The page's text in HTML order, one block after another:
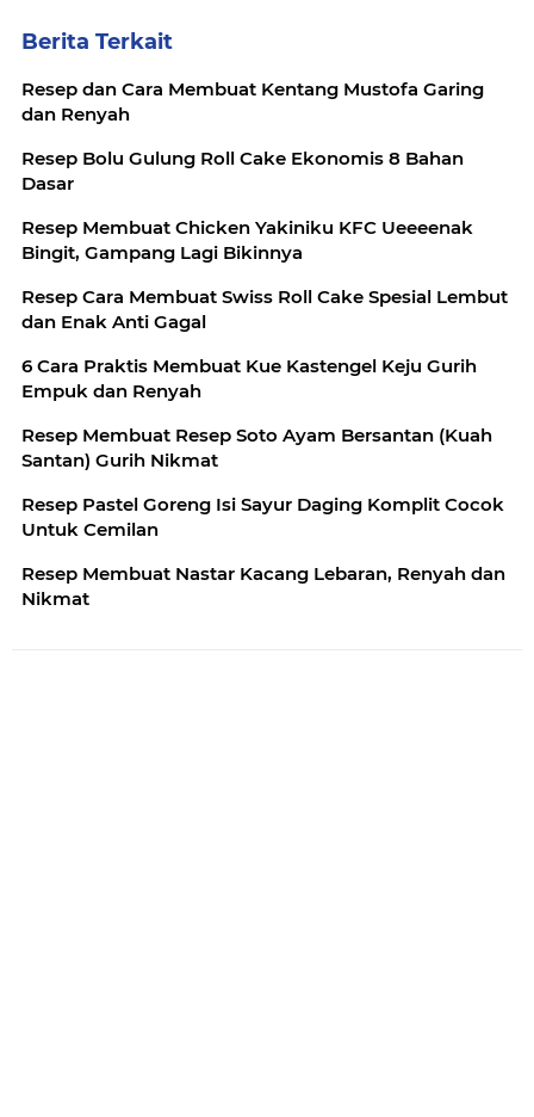
Berita Terkait
Resep dan Cara Membuat Kentang Mustofa Garing
dan Renyah
Resep Bolu Gulung Roll Cake Ekonomis 8 Bahan
Dasar
Resep Membuat Chicken Yakiniku KFC Ueeeenak
Bingit, Gampang Lagi Bikinnya
Resep Cara Membuat Swiss Roll Cake Spesial Lembut
dan Enak Anti Gagal
6 Cara Praktis Membuat Kue Kastengel Keju Gurih
Empuk dan Renyah
Resep Membuat Resep Soto Ayam Bersantan (Kuah
Santan) Gurih Nikmat
Resep Pastel Goreng Isi Sayur Daging Komplit Cocok
Untuk Cemilan
Resep Membuat Nastar Kacang Lebaran, Renyah dan
Nikmat